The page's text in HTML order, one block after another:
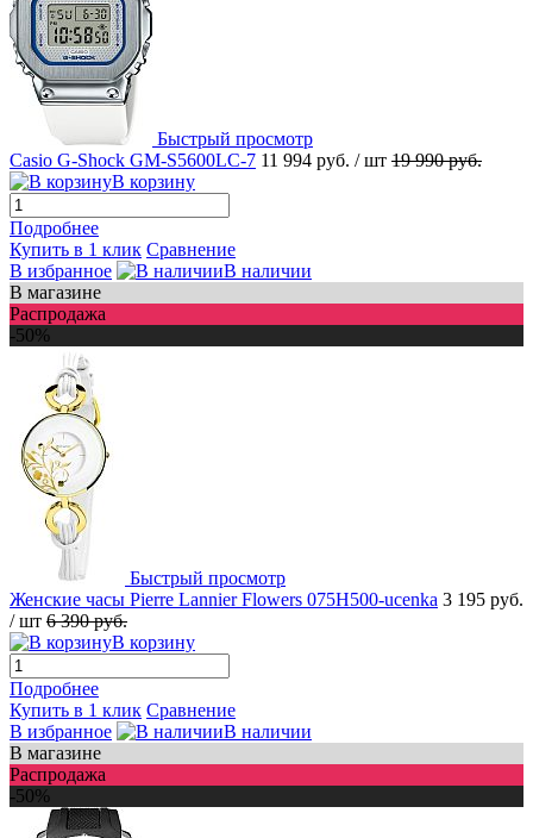
Быстрый просмотр
Casio G-Shock GM-S5600LC-7 11 994 руб. / шт 19 990 руб.
В корзину
Подробнее
Купить в 1 клик Сравнение
В избранное
В наличии
В магазине
Распродажа
-50%
Быстрый просмотр
Женские часы Pierre Lannier Flowers 075H500-ucenka 3 195 руб.
/ шт 6 390 руб.
В корзину
Подробнее
Купить в 1 клик Сравнение
В избранное
В наличии
В магазине
Распродажа
-50%